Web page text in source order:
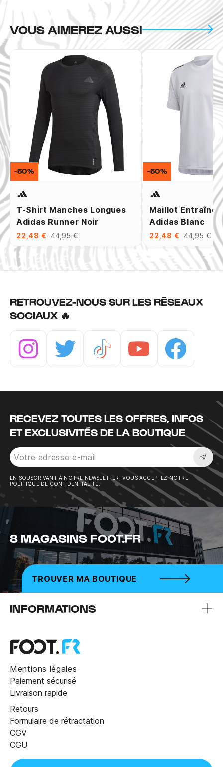
VOUS AIMEREZ AUSSI
T-Shirt Manches Longues
Adidas Runner Noir
22,48 € 44,95 €
-50%
Maillot
Adidas Blanc
22,48 € 44,95 €
-50%
RETROUVEZ-NOUS SUR LES RÉSEAUX
SOCIAUX 🔥
RECEVEZ TOUTES LES OFFRES, INFOS
ET EXCLUSIVITÉS DE LA BOUTIQUE
EN SOUSCRIVANT À NOTRE NEWSLETTER, VOUS ACCEPTEZ NOTRE
POLITIQUE DE CONFIDENTIALITÉ.
8 MAGASINS FOOT.FR
TROUVER MA BOUTIQUE
INFORMATIONS
Mentions légales
Paiement sécurisé
Livraison rapide
Retours
Formulaire de rétractation
CGV
CGU